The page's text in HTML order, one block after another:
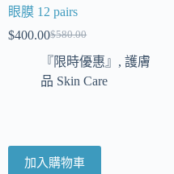
眼膜 12 pairs
$580.00
$400.00
『限時優惠』 ,護膚
品 Skin Care
加入購物車